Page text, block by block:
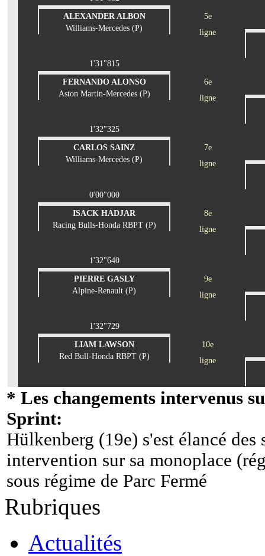
ALEXANDER ALBON
Williams-Mercedes (P)
5e
ligne
1'31"815
FERNANDO ALONSO
Aston Martin-Mercedes (P)
6e
ligne
1'32"325
CARLOS SAINZ
Williams-Mercedes (P)
7e
ligne
0'00"000
ISACK HADJAR
Racing Bulls-Honda RBPT (P)
8e
ligne
1'32"640
PIERRE GASLY
Alpine-Renault (P)
9e
ligne
1'32"729
LIAM LAWSON
Red Bull-Honda RBPT (P)
10e
ligne
* Les changements intervenus
Sprint:
Hülkenberg (19e) s'est élancé des
intervention sur sa monoplace
sous régime de Parc Fermé
Rubriques
Actualités